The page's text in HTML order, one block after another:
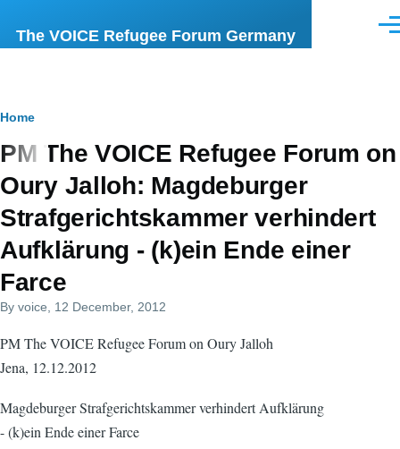
The VOICE Refugee Forum Germany
Breadcrumb
Home
PM The VOICE Refugee Forum on
Oury Jalloh: Magdeburger
Strafgerichtskammer verhindert
Aufklärung - (k)ein Ende einer
Farce
By voice , 12 December, 2012
PM The VOICE Refugee Forum on Oury Jalloh
Jena, 12.12.2012
Magdeburger Strafgerichtskammer verhindert Aufklärung
- (k)ein Ende einer Farce